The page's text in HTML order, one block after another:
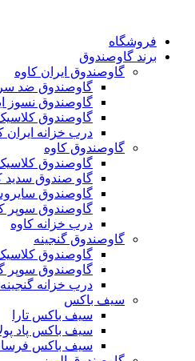
فروشگاه
برند گاوصندوق
گاوصندوق ایران کاوه
گاوصندوق ضد
گاوصندوق نسوز
گاوصندوق
درب خزانه ایران
گاوصندوق کاوه
گاوصندوق
گاو صندوق سدید
گاوصندوق
گاوصندوق سوپر
درب خزانه کاوه
گاوصندوق گنجینه
گاوصندوق
گاوصندوق سوپر
درب خزانه گنجینه
سیف باکس
سیف باکس تارا
سیف باکس پاد
سیف باکس